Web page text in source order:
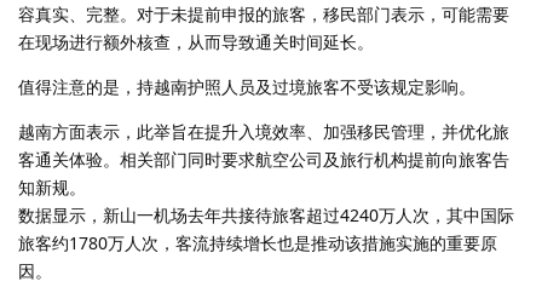
容真实、完整。对于未提前申报的旅客，移民部门表示，可能需要
在现场进行额外核查，从而导致通关时间延长。
值得注意的是，持越南护照人员及过境旅客不受该规定影响。
越南方面表示，此举旨在提升入境效率、加强移民管理，并优化旅
客通关体验。相关部门同时要求航空公司及旅行机构提前向旅客告
知新规。
数据显示，新山一机场去年共接待旅客超过4240万人次，其中国际
旅客约1780万人次，客流持续增长也是推动该措施实施的重要原
因。